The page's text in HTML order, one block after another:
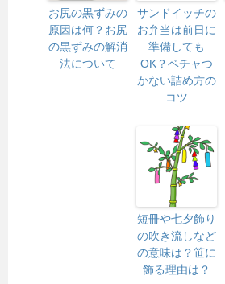
お尻の黒ずみの
原因は何？お尻
の黒ずみの解消
法について
サンドイッチの
お弁当は前日に
準備しても
OK？ベチャつ
かない詰め方の
コツ
短冊や七夕飾り
の吹き流しなど
の意味は？笹に
飾る理由は？